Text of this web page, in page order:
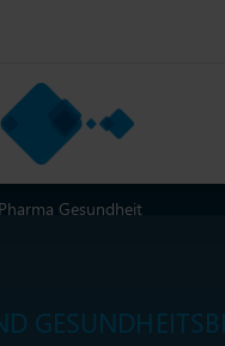
Pharma Gesundheit